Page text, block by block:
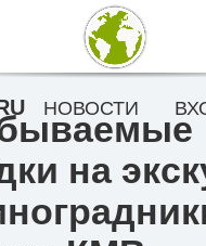
на
НОВОСТИ